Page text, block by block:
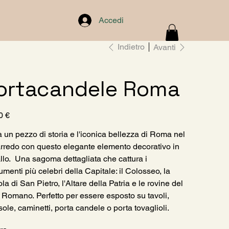
Accedi
Indietro Avanti
Roma
€
un pezzo di storia e l'iconica bellezza di Roma nel
con questo elegante elemento decorativo in
Una sagoma dettagliata che cattura i
più celebri della Capitale: il Colosseo, la
di San Pietro, l'Altare della Patria e le rovine del
Perfetto per essere esposto su tavoli,
caminetti, porta candele o porta tovaglioli.